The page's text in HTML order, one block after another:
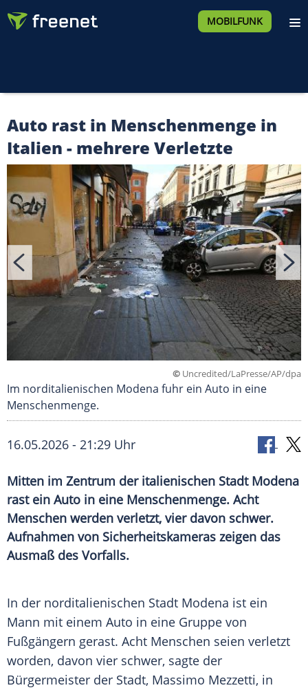
MOBILFUNK
Auto rast in Menschenmenge in
Italien - mehrere Verletzte
© Uncredited/LaPresse/AP/dpa
Im norditalienischen Modena fuhr ein Auto in eine
Menschenmenge.
16.05.2026 - 21:29 Uhr
Mitten im Zentrum der italienischen Stadt Modena
rast ein Auto in eine Menschenmenge. Acht
Menschen werden verletzt, vier davon schwer.
Aufnahmen von Sicherheitskameras zeigen das
Ausmaß des Vorfalls.
In der norditalienischen Stadt Modena ist ein
Mann mit einem Auto in eine Gruppe von
Fußgängern gerast. Acht Menschen seien verletzt
worden, davon vier schwer, sagte der
Bürgermeister der Stadt, Massimo Mezzetti, in